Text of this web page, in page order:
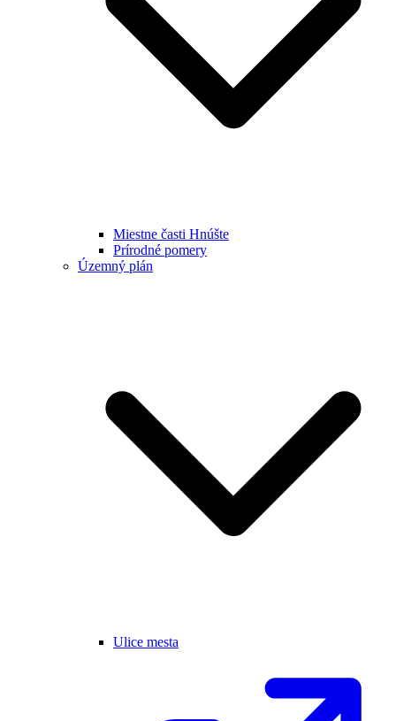
Miestne časti Hnúšte
Prírodné pomery
Územný plán
Ulice mesta